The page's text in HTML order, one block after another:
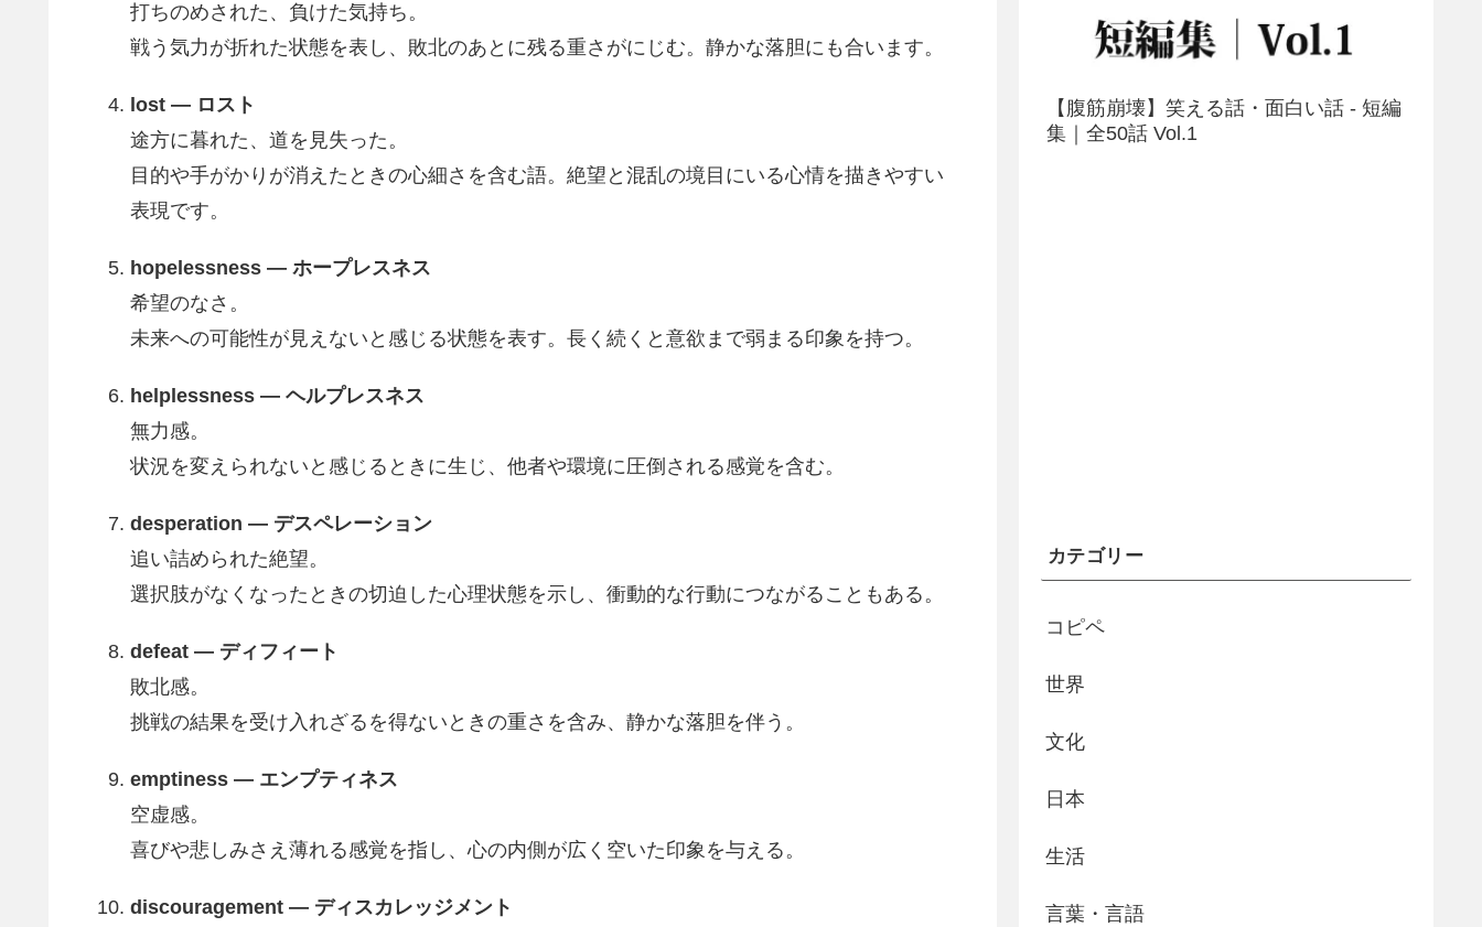
打ちのめされた、負けた気持ち。
戦う気力が折れた状態を表し、敗北のあとに残る重さがにじむ。静かな落胆にも合います。
lost — ロスト
途方に暮れた、道を見失った。
目的や手がかりが消えたときの心細さを含む語。絶望と混乱の境目にいる心情を描きやすい
表現です。
hopelessness — ホープレスネス
希望のなさ。
未来への可能性が見えないと感じる状態を表す。長く続くと意欲まで弱まる印象を持つ。
helplessness — ヘルプレスネス
無力感。
状況を変えられないと感じるときに生じ、他者や環境に圧倒される感覚を含む。
desperation — デスペレーション
追い詰められた絶望。
選択肢がなくなったときの切迫した心理状態を示し、衝動的な行動につながることもある。
defeat — ディフィート
敗北感。
挑戦の結果を受け入れざるを得ないときの重さを含み、静かな落胆を伴う。
emptiness — エンプティネス
空虚感。
喜びや悲しみさえ薄れる感覚を指し、心の内側が広く空いた印象を与える。
discouragement — ディスカレッジメント
【腹筋崩壊】笑える話・面白い話 - 短編
集｜全50話 Vol.1
カテゴリー
コピペ
世界
文化
日本
生活
言葉・言語